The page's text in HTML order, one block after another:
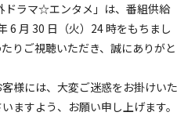
ドラマ☆エンタメ」は、番組供給
6 月 30 日（火）24 時をもちまし
りご視聴いただき、誠にありがと
様には、大変ご迷惑をお掛けいた
ますよう、お願い申し上げます。